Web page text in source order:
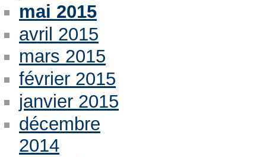
mai 2015
avril 2015
mars 2015
février 2015
janvier 2015
décembre
2014